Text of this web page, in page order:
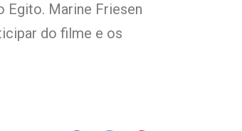
Egito. Marine Friesen
do filme e os